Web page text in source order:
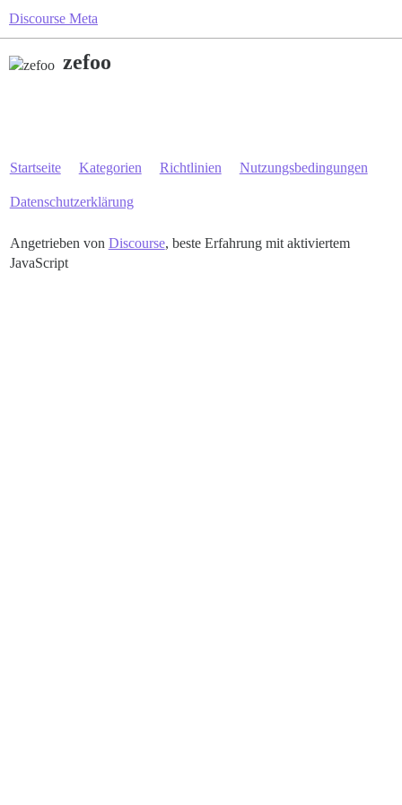
Discourse Meta
zefoo
Startseite Kategorien Richtlinien Nutzungsbedingungen
Datenschutzerklärung
Angetrieben von Discourse, beste Erfahrung mit aktiviertem
JavaScript